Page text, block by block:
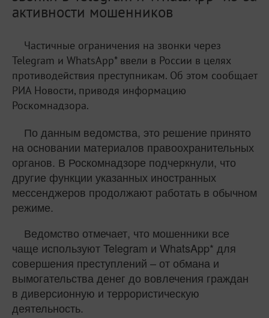
активности мошенников
Частичные ограничения на звонки через
Telegram и WhatsApp* ввели в России в целях
противодействия преступникам. Об этом сообщает
РИА Новости, приводя информацию
Роскомнадзора.
По данным ведомства, это решение принято
на основании материалов правоохранительных
органов. В Роскомнадзоре подчеркнули, что
другие функции указанных иностранных
мессенджеров продолжают работать в обычном
режиме.
Ведомство отмечает, что мошенники все
чаще используют Telegram и WhatsApp* для
совершения преступлений – от обмана и
вымогательства денег до вовлечения граждан
в диверсионную и террористическую
деятельность.